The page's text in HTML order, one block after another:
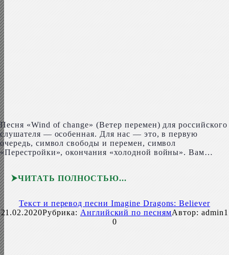
Песня «Wind of change» (Ветер перемен) для российского
слушателя — особенная. Для нас — это, в первую
очередь, символ свободы и перемен, символ
«Перестройки», окончания «холодной войны». Вам…
ЧИТАТЬ ПОЛНОСТЬЮ
Текст и перевод песни Imagine Dragons: Believer
21.02.2020Рубрика: Английский по песнямАвтор: admin1
0